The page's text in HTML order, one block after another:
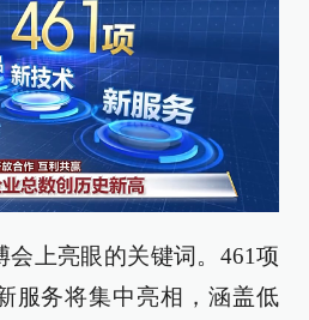
会上亮眼的关键词。461项
服务将集中亮相，涵盖低